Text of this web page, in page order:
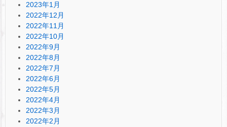
2023年1月
2022年12月
2022年11月
2022年10月
2022年9月
2022年8月
2022年7月
2022年6月
2022年5月
2022年4月
2022年3月
2022年2月